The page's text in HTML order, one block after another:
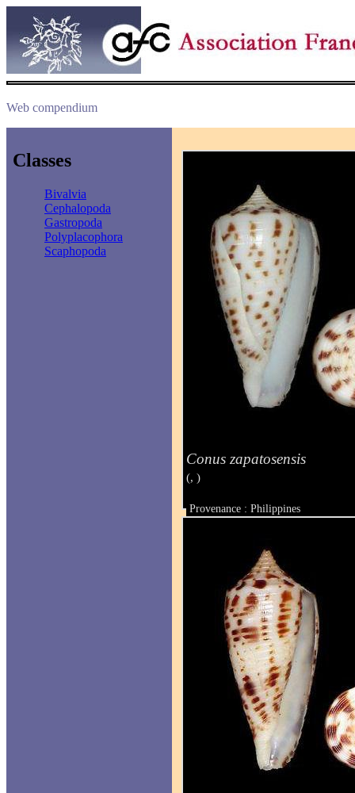
Web compendium
Classes
Bivalvia
Cephalopoda
Gastropoda
Polyplacophora
Scaphopoda
Conus zapatosensis
(, )
Provenance : Philippines
Taille : 28.5 mm